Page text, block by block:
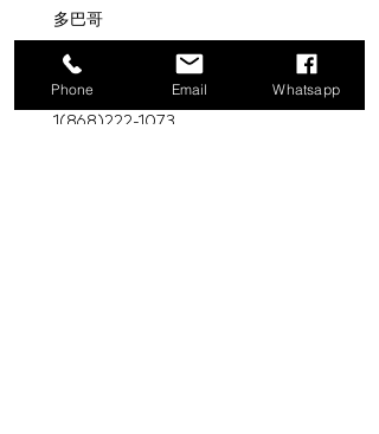
多巴哥
info@mannasupply.co
1(868)222-1073
Phone Email Whatsapp